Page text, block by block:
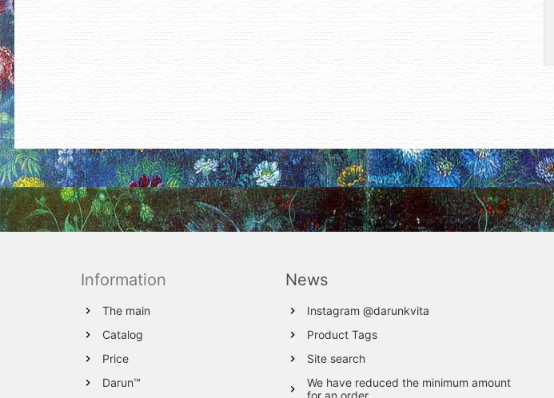
Information
The main
Catalog
Price
Darun™
News
Instagram @darunkvita
Product Tags
Site search
We have reduced the minimum amount
for an order.